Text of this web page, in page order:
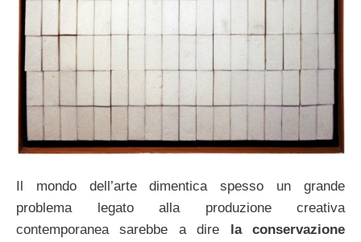
Il mondo dell’arte dimentica spesso un grande
problema legato alla produzione creativa
contemporanea sarebbe a dire la conservazione